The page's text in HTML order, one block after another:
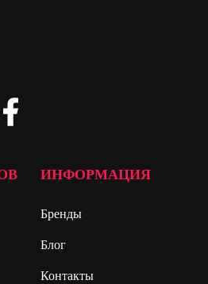
ИНФОРМАЦИЯ
Бренды
Блог
Контакты